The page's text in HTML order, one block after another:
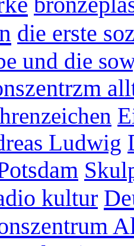
die erste
und die
Ludwig
kultur